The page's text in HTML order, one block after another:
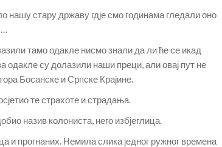
стару државу гдје смо годинама гледали оно
тамо одакле нисмо знали да ли ће се икад
одакле су долазили наши преци, али овај пут не
Босанске и Српске Крајине.
те страхоте и страдања.
назив колониста, него избјеглица.
и прогнаних. Немила слика једног ружног времена